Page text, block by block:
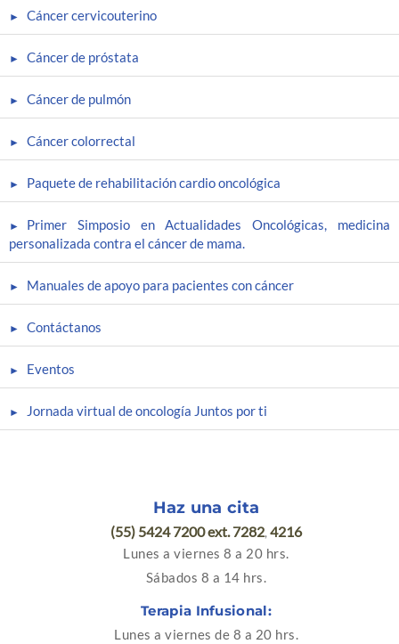
Cáncer cervicouterino
Cáncer de próstata
Cáncer de pulmón
Cáncer colorrectal
Paquete de rehabilitación cardio oncológica
Primer Simposio en Actualidades Oncológicas, medicina
personalizada contra el cáncer de mama.
Manuales de apoyo para pacientes con cáncer
Contáctanos
Eventos
Jornada virtual de oncología Juntos por ti
Haz una cita
(55) 5424 7200 ext. 7282,4216
Lunes a viernes 8 a 20 hrs.
Sábados 8 a 14 hrs.
Terapia Infusional:
Lunes a viernes de 8 a 20 hrs.